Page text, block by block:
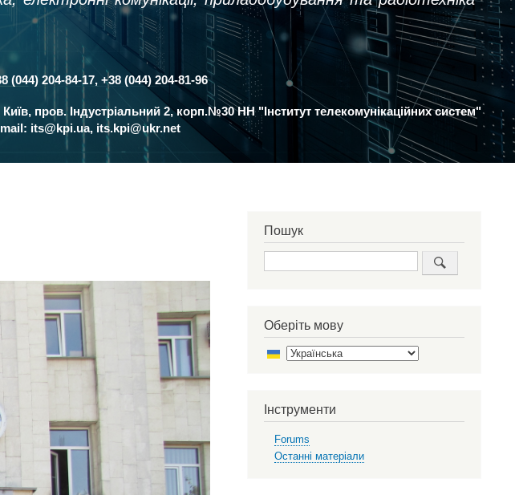
(044) 204-84-17, +38 (044) 204-81-96
Київ, пров. Індустріальний 2, корп.№30 НН "Інститут телекомунікаційних систем"
its@kpi.ua, its.kpi@ukr.net
Пошук
Оберіть мову
Інструменти
Forums
Останні матеріали